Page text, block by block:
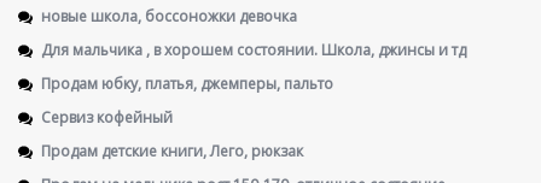
новые школа, боссоножки девочка
Для мальчика , в хорошем состоянии. Школа, джинсы и тд
Продам юбку, платья, джемперы, пальто
Сервиз кофейный
Продам детские книги, Лего, рюкзак